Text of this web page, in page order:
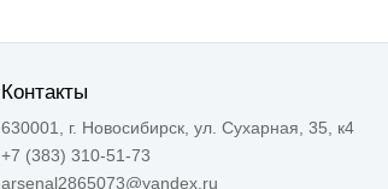
Контакты
630001, г. Новосибирск, ул. Сухарная, 35, к4
+7 (383) 310-51-73
arsenal2865073@yandex.ru